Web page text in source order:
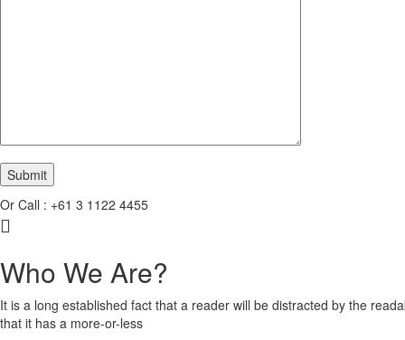
Or Call : +61 3 1122 4455
Who We Are?
It is a long established fact that a reader will be distracted by the
that it has a more-or-less